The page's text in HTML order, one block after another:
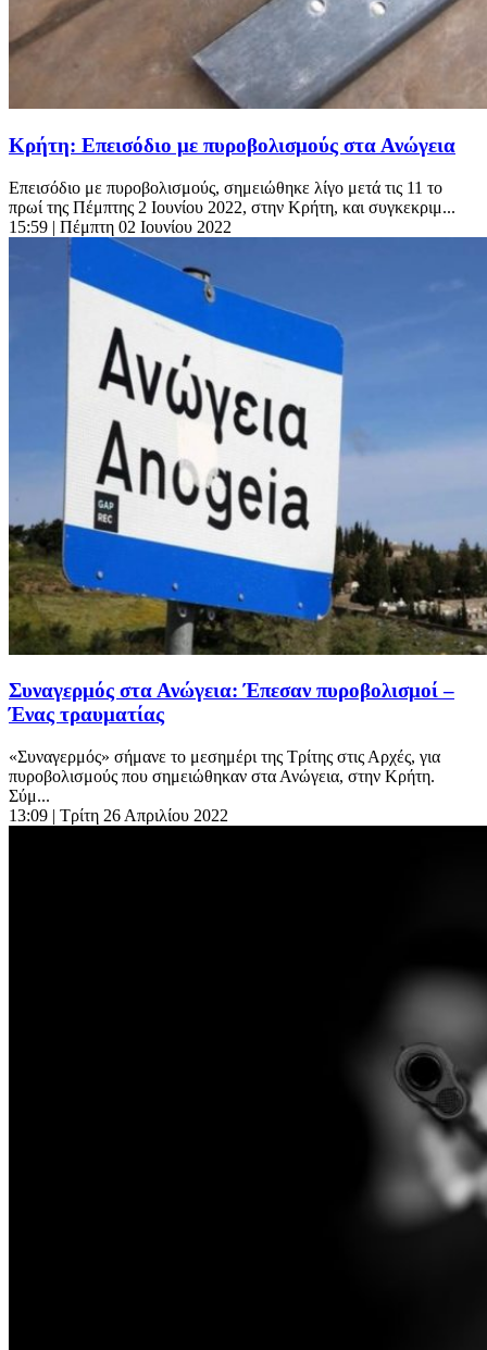
Κρήτη: Επεισόδιο με πυροβολισμούς στα Ανώγεια
Επεισόδιο με πυροβολισμούς, σημειώθηκε λίγο μετά τις 11 το
πρωί της Πέμπτης 2 Ιουνίου 2022, στην Κρήτη, και συγκεκριμ...
15:59 | Πέμπτη 02 Ιουνίου 2022
Συναγερμός στα Ανώγεια: Έπεσαν πυροβολισμοί –
Ένας τραυματίας
«Συναγερμός» σήμανε το μεσημέρι της Τρίτης στις Αρχές, για
πυροβολισμούς που σημειώθηκαν στα Ανώγεια, στην Κρήτη.
Σύμ...
13:09 | Τρίτη 26 Απριλίου 2022